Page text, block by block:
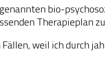
bio-
Therapieplan
weil ich durch